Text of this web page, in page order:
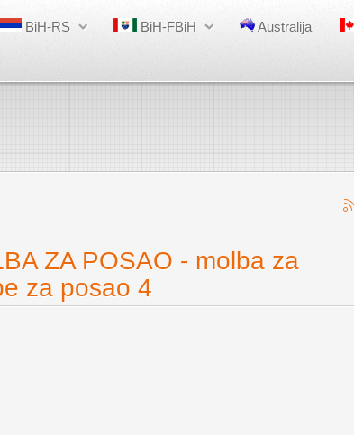
BiH-RS BiH-FBiH Australija
ZA POSAO - molba za
za posao 4